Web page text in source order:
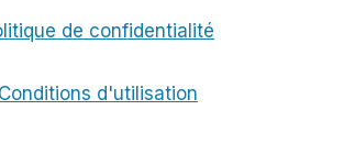
de confidentialité
Conditions d'utilisation